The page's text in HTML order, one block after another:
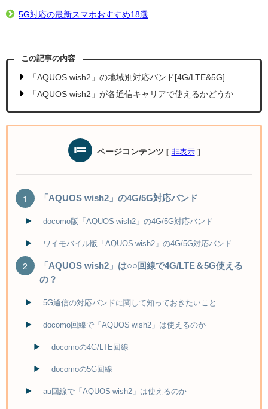
5G対応の最新スマホおすすめ18選
この記事の内容
「AQUOS wish2」の地域別対応バンド[4G/LTE&5G]
「AQUOS wish2」が各通信キャリアで使えるかどうか
ページコンテンツ [ 非表示 ]
「AQUOS wish2」の4G/5G対応バンド
docomo版「AQUOS wish2」の4G/5G対応バンド
ワイモバイル版「AQUOS wish2」の4G/5G対応バンド
「AQUOS wish2」は○○回線で4G/LTE＆5G使える
の？
5G通信の対応バンドに関して知っておきたいこと
docomo回線で「AQUOS wish2」は使えるのか
docomoの4G/LTE回線
docomoの5G回線
au回線で「AQUOS wish2」は使えるのか